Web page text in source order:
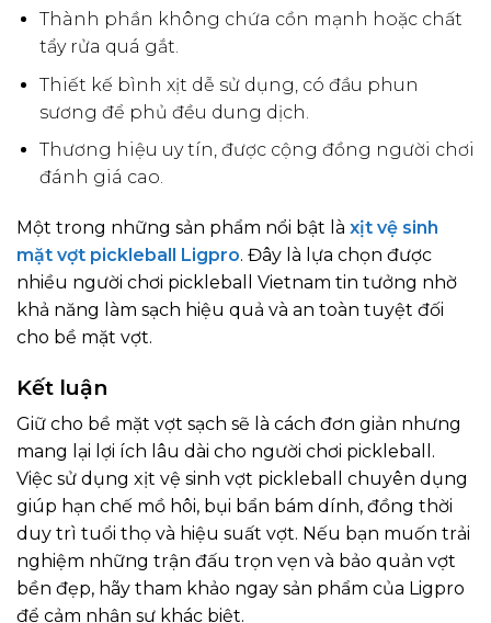
Thành phần không chứa cồn mạnh hoặc chất
tẩy rửa quá gắt.
Thiết kế bình xịt dễ sử dụng, có đầu phun
sương để phủ đều dung dịch.
Thương hiệu uy tín, được cộng đồng người chơi
đánh giá cao.
Một trong những sản phẩm nổi bật là xịt vệ sinh
mặt vợt pickleball Ligpro. Đây là lựa chọn được
nhiều người chơi pickleball Vietnam tin tưởng nhờ
khả năng làm sạch hiệu quả và an toàn tuyệt đối
cho bề mặt vợt.
Kết luận
Giữ cho bề mặt vợt sạch sẽ là cách đơn giản nhưng
mang lại lợi ích lâu dài cho người chơi pickleball.
Việc sử dụng xịt vệ sinh vợt pickleball chuyên dụng
giúp hạn chế mồ hôi, bụi bẩn bám dính, đồng thời
duy trì tuổi thọ và hiệu suất vợt. Nếu bạn muốn trải
nghiệm những trận đấu trọn vẹn và bảo quản vợt
bền đẹp, hãy tham khảo ngay sản phẩm của Ligpro
để cảm nhận sự khác biệt.